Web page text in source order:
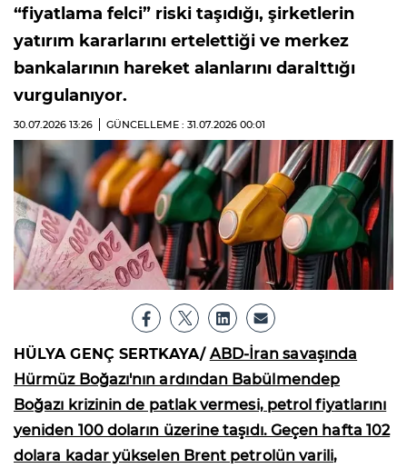
“fiyatlama felci” riski taşıdığı, şirketlerin
yatırım kararlarını ertelettiği ve merkez
bankalarının hareket alanlarını daralttığı
vurgulanıyor.
30.07.2026 13:26 GÜNCELLEME : 31.07.2026 00:01
HÜLYA GENÇ SERTKAYA/ ABD-İran savaşında
Hürmüz Boğazı'nın ardından Babülmendep
Boğazı krizinin de patlak vermesi, petrol fiyatlarını
yeniden 100 doların üzerine taşıdı. Geçen hafta 102
dolara kadar yükselen Brent petrolün varili,